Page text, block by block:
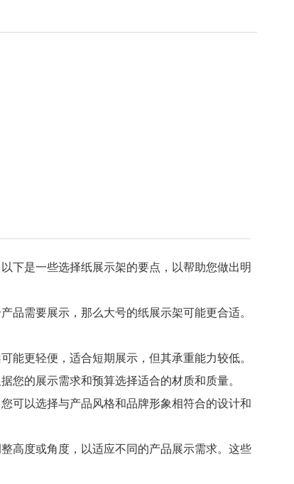
下是一些选择纸展示架的要点，以帮助您做出明
品需要展示，那么大号的纸展示架可能更合适。
能更轻便，适合短期展示，但其承重能力较低。
您的展示需求和预算选择适合的材质和质量。
可以选择与产品风格和品牌形象相符合的设计和
高度或角度，以适应不同的产品展示需求。这些